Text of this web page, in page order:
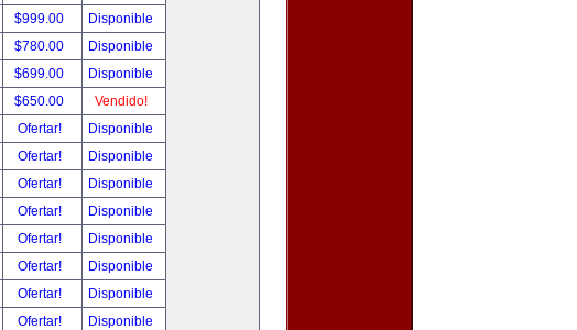
$999.00
Disponible
$780.00
Disponible
$699.00
Disponible
$650.00
Vendido!
Ofertar!
Disponible
Ofertar!
Disponible
Ofertar!
Disponible
Ofertar!
Disponible
Ofertar!
Disponible
Ofertar!
Disponible
Ofertar!
Disponible
Ofertar!
Disponible